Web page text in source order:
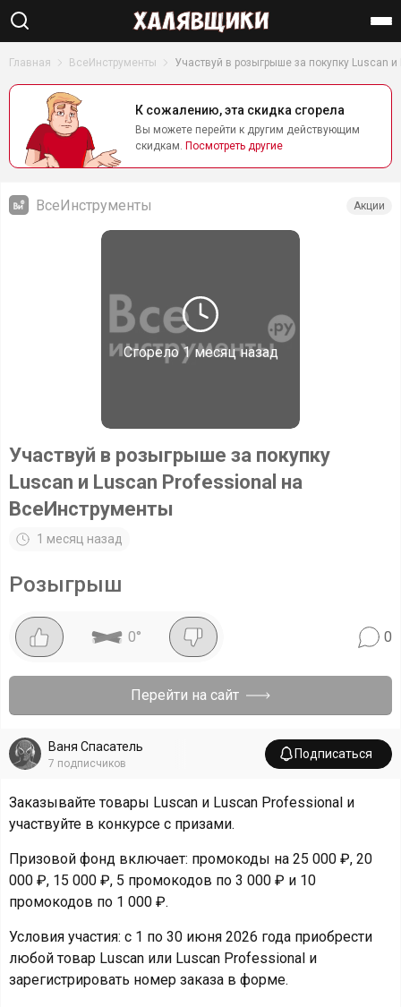
Найти
Главная ВсеИнструменты Участвуй в розыгрыше за покупку Luscan
К сожалению, эта скидка сгорела
Вы можете перейти к другим действующим
скидкам. Посмотреть другие
Сгорело1 месяц назад
ВсеИнструменты Акции
Участвуй в розыгрыше за покупку
Luscan и Luscan Professional на
ВсеИнструменты
1 месяц назад
Розыгрыш
0° 0
Перейти на сайт
Ваня Спасатель
7 подписчиков
Подписаться
Заказывайте товары Luscan и Luscan Professional и
участвуйте в конкурсе с призами.
Призовой фонд включает: промокоды на 25 000 ₽, 20
000 ₽, 15 000 ₽, 5 промокодов по 3 000 ₽ и 10
промокодов по 1 000 ₽.
Условия участия: с 1 по 30 июня 2026 года приобрести
любой товар Luscan или Luscan Professional и
зарегистрировать номер заказа в форме.